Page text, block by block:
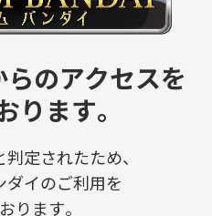
のアクセスを
ります。
定されたため、
ダイのご利用を
ります。